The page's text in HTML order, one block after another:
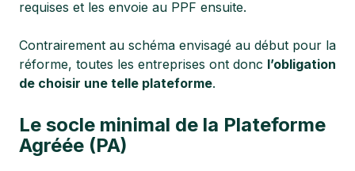
requises et les envoie au PPF ensuite.
Contrairement au schéma envisagé au début pour la
réforme, toutes les entreprises ont donc l’obligation
de choisir une telle plateforme.
Le socle minimal de la Plateforme
Agréée (PA)